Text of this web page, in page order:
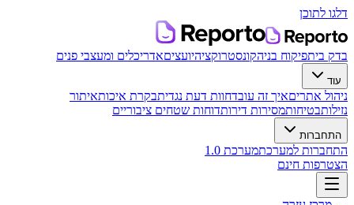
דלגו לתוכן
בדק ביתפיקוח בניהקונסטרוקציהיועציםאדריכלים ומעצבי פנים
עוד
ניהול אתריםאיך זה עובדחוות דעת נגדיתבקרת איכותאיתור
נזילותבטיחותמסירות דירותדוחות שטחים ציבוריים
התחברות
התחברות למערכתמערכת 1.0
הצטרפות חינם